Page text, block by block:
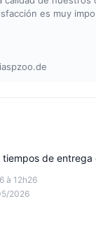
es muy
à 12h26
2026
de entrega